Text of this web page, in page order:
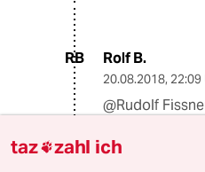
RB Rolf B.
20.08.2018, 22:09
@Rudolf
die
taz zahl ich